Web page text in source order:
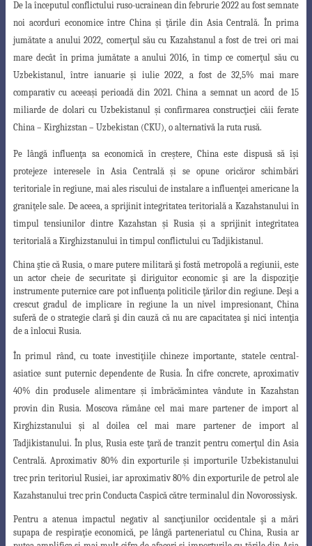
De la începutul conflictului ruso-ucrainean din februrie 2022 au fost semnate
noi acorduri economice între China şi ţările din Asia Centrală. În prima
jumătate a anului 2022, comerţul său cu Kazahstanul a fost de trei ori mai
mare decât în prima jumătate a anului 2016, în timp ce comerţul său cu
Uzbekistanul, între ianuarie şi iulie 2022, a fost de 32,5% mai mare
comparativ cu aceeaşi perioadă din 2021. China a semnat un acord de 15
miliarde de dolari cu Uzbekistanul şi confirmarea construcţiei căii ferate
China – Kirghizstan – Uzbekistan (CKU), o alternativă la ruta rusă.
Pe lângă influenţa sa economică în creştere, China este dispusă să îşi
protejezeinteresele în Asia Centrală şi se opune oricăror schimbări
teritoriale în regiune, mai ales riscului de instalare a influenţei americane la
graniţele sale. De aceea, a sprijinit integritatea teritorială a Kazahstanului în
timpul tensiunilor dintre Kazahstan şi Rusia şi a sprijinit integritatea
teritorială a Kirghizstanului în timpul conflictului cu Tadjikistanul.
China ştie că Rusia, o mare putere militară şi fostă metropolă a regiunii, este
un actor cheie de securitate şi diriguitor economic şi are la dispoziţie
instrumente puternice care pot influenţa politicile ţărilor din regiune. Deşi a
crescut gradul de implicare în regiune la un nivel impresionant, China
suferă de o strategie clară şi din cauză că nu are capacitatea şi nici intenţia
de a înlocui Rusia.
În primul rând, cu toate investiţiile chineze importante, statele central-
asiatice sunt puternic dependente de Rusia. În cifre concrete, aproximativ
40% din produselealimentare şi îmbrăcămintea vândute în Kazahstan
provin din Rusia. Moscova rămâne cel mai mare partener de import al
Kirghizstanului şi al doilea cel mai mare partener de import al
Tadjikistanului. În plus, Rusia este ţară de tranzit pentru comerţul din Asia
Centrală. Aproximativ 80% din exporturile şi importurile Uzbekistanului
trec prin teritoriul Rusiei, iar aproximativ 80% din exporturile de petrol ale
Kazahstanului trec prin Conducta Caspică către terminalul din Novorossiysk.
Pentru a atenua impactul negativ al sancţiunilor occidentale şi a mări
supapa de respiraţie economică, pe lângă parteneriatul cu China, Rusia ar